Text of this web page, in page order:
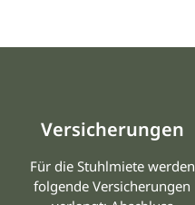
Versicherungen
Für die Stuhlmiete werden
folgende Versicherungen